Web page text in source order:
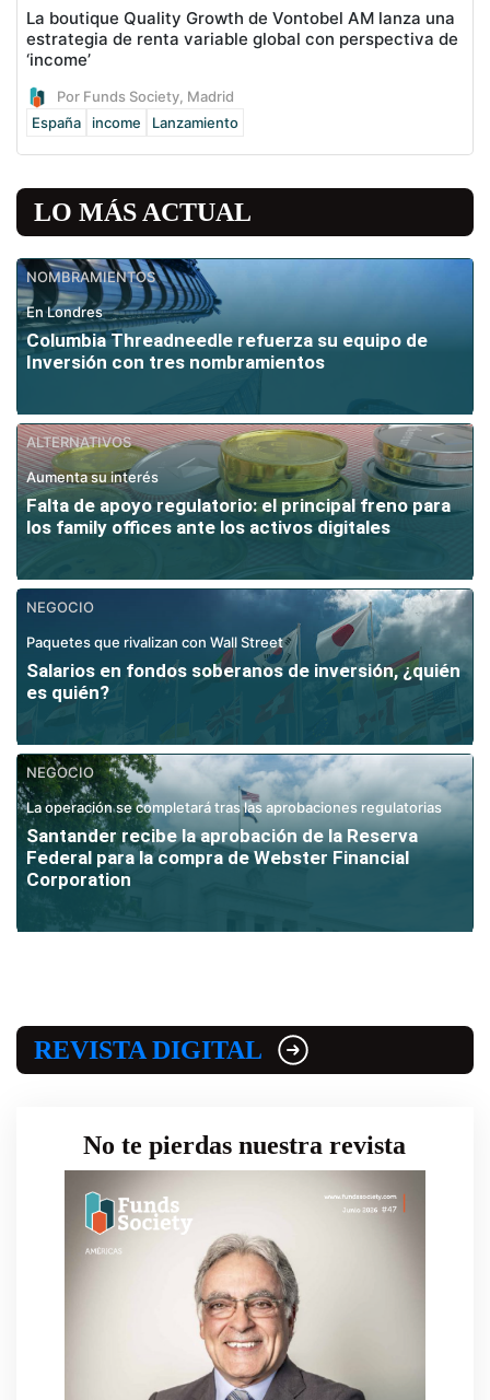
La boutique Quality Growth de Vontobel AM lanza una
estrategia de renta variable global con perspectiva de
‘income’
Por Funds Society, Madrid
España
income Lanzamiento
LO MÁS ACTUAL
NOMBRAMIENTOS
En Londres
Columbia Threadneedle refuerza su equipo de
Inversión con tres nombramientos
ALTERNATIVOS
Aumenta su interés
Falta de apoyo regulatorio: el principal freno para
los family offices ante los activos digitales
NEGOCIO
Paquetes que rivalizan con Wall Street
Salarios en fondos soberanos de inversión, ¿quién
es quién?
NEGOCIO
La operación se completará tras las aprobaciones regulatorias
Santander recibe la aprobación de la Reserva
Federal para la compra de Webster Financial
Corporation
REVISTA DIGITAL
No te pierdas nuestra revista